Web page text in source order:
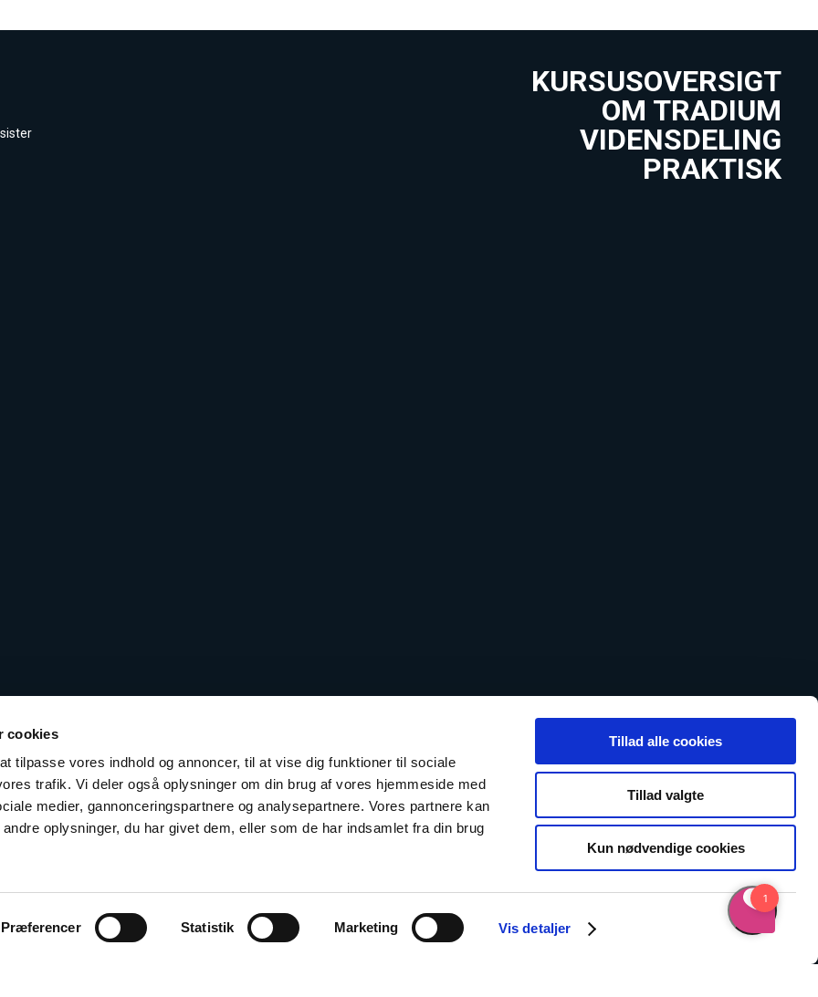
cookies
tilpasse vores indhold og annoncer, til at vise dig funktioner til sociale
trafik. Vi deler også oplysninger om din brug af vores hjemmeside med
medier, gannonceringspartnere og analysepartnere. Vores partnere kan
oplysninger, du har givet dem, eller som de har indsamlet fra din brug
Præferencer Statistik Marketing Vis detaljer
Tillad alle cookies
Tillad valgte
Kun nødvendige cookies
KURSUSOVERSIGT
OM TRADIUM
VIDENSDELING
PRAKTISK